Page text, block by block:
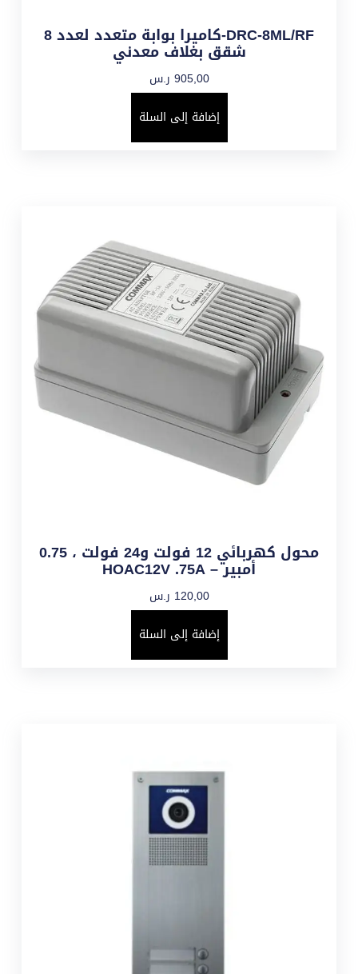
DRC-8ML/RF-كاميرا بوابة متعدد لعدد 8
شقق بغلاف معدني
905,00 ر.س
إضافة إلى السلة
محول كهربائي 12 فولت و24 فولت ، 0.75
أمبير – HOAC12V .75A
120,00 ر.س
إضافة إلى السلة